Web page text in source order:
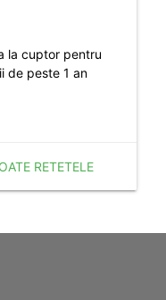
la cuptor pentru
de peste 1 an
RETETELE